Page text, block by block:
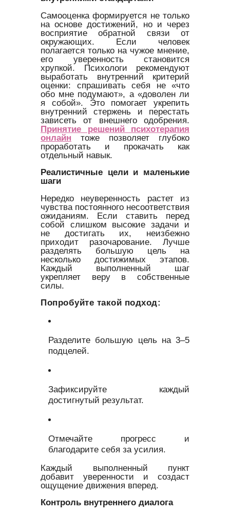
Самооценка формируется не только
на основе достижений, но и через
восприятие обратной связи от
окружающих. Если человек
полагается только на чужое мнение,
его уверенность становится
хрупкой. Психологи рекомендуют
выработать внутренний критерий
оценки: спрашивать себя не «что
обо мне подумают», а «доволен ли
я собой». Это помогает укрепить
внутренний стержень и перестать
зависеть от внешнего одобрения.
Принятие решений психотерапия
онлайн тоже позволяет глубоко
проработать и прокачать как
отдельный навык.
Реалистичные цели и маленькие
шаги
Нередко неуверенность растет из
чувства постоянного несоответствия
ожиданиям. Если ставить перед
собой слишком высокие задачи и
не достигать их, неизбежно
приходит разочарование. Лучше
разделять большую цель на
несколько достижимых этапов.
Каждый выполненный шаг
укрепляет веру в собственные
силы.
Попробуйте такой подход:
Разделите большую цель на 3–5
подцелей.
Зафиксируйте каждый
достигнутый результат.
Отмечайте прогресс и
благодарите себя за усилия.
Каждый выполненный пункт
добавит уверенности и создаст
ощущение движения вперед.
Контроль внутреннего диалога